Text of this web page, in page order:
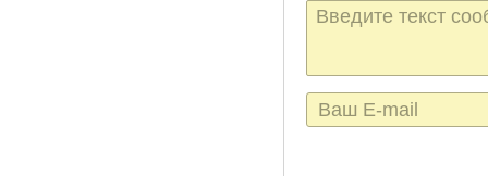
Текст
сообщения
E-
mail